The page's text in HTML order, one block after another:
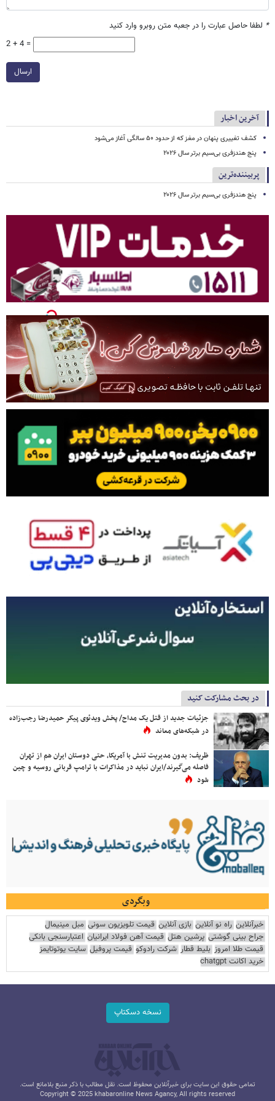
* لطفا حاصل عبارت را در جعبه متن روبرو وارد کنید
2 + 4 =
ارسال
آخرین اخبار
کشف تغییری پنهان در مغز که از حدود ۵۰ سالگی آغاز می‌شود
پنج هندزفری بی‌سیم برتر سال ۲۰۲۶
پربیننده‌ترین
پنج هندزفری بی‌سیم برتر سال ۲۰۲۶
در بحث مشارکت کنید
جزئیات جدید از قتل یک مداح/ پخش ویدئوی پیکر حمیدرضا رجب‌زاده
در شبکه‌های معاند
ظریف: بدون مدیریت تنش با آمریکا، حتی دوستان ایران هم از تهران
فاصله می‌گیرند/ایران نباید در مذاکرات با ترامپ قربانی روسیه و چین
شود
وبگردی
خبرآنلاین راه نو آنلاین بازی آنلاین قیمت تلویزیون سونی مبل مینیمال
جراح بینی گوشتی پرشین هتل قیمت آهن فولاد ایرانیان اعتبارسنجی بانکی
قیمت طلا امروز بلیط قطار شرکت رادوکو قیمت پروفیل سایت یوتوتایمز
خرید اکانت chatgpt
نسخه دسکتاپ
تمامی حقوق این سایت برای خبرآنلاین محفوظ است. نقل مطالب با ذکر منبع بلامانع است.
Copyright © 2025 khabaronline News Agancy, All rights reserved